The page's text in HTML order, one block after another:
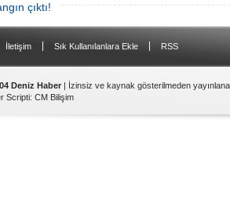
çıktı!
İletişim Sık Kullanılanlara Ekle RSS
Deniz Haber | İzinsiz ve kaynak gösterilmeden
Scripti: CM Bilişim